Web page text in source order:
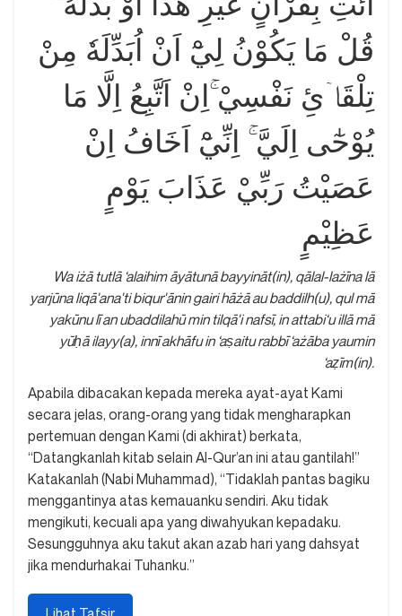
قُلْ مَا يَكُوْنُ لِيْٓ اَنْ اُبَدِّلَهٗ مِنْ
تِلْقَاۤئِ نَفْسِيْ ۚاِنْ اَتَّبِعُ اِلَّا مَا
يُوْحٰٓى اِلَيَّ ۚ اِنِّيْٓ اَخَافُ اِنْ
عَصَيْتُ رَبِّيْ عَذَابَ يَوْمٍ
عَظِيْمٍ
Wa iżā tutlā ‘alaihim āyātunā bayyināt(in), qālal-lażīna lā
yarjūna liqā'ana'ti biqur'ānin gairi hāżā au baddilh(u), qul mā
yakūnu lī an ubaddilahū min tilqā'i nafsī, in attabi‘u illā mā
yūḥā ilayy(a), innī akhāfu in ‘aṣaitu rabbī ‘ażāba yaumin
‘aẓīm(in).
Apabila dibacakan kepada mereka ayat-ayat Kami
secara jelas, orang-orang yang tidak mengharapkan
pertemuan dengan Kami (di akhirat) berkata,
“Datangkanlah kitab selain Al-Qur’an ini atau gantilah!”
Katakanlah (Nabi Muhammad), “Tidaklah pantas bagiku
menggantinya atas kemauanku sendiri. Aku tidak
mengikuti, kecuali apa yang diwahyukan kepadaku.
Sesungguhnya aku takut akan azab hari yang dahsyat
jika mendurhakai Tuhanku.”